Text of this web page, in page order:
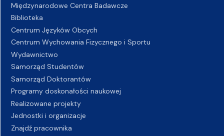
Międzynarodowe Centra Badawcze
Biblioteka
Centrum Języków Obcych
Centrum Wychowania Fizycznego i Sportu
Wydawnictwo
Samorząd Studentów
Samorząd Doktorantów
Programy doskonałości naukowej
Realizowane projekty
Jednostki i organizacje
Znajdź pracownika